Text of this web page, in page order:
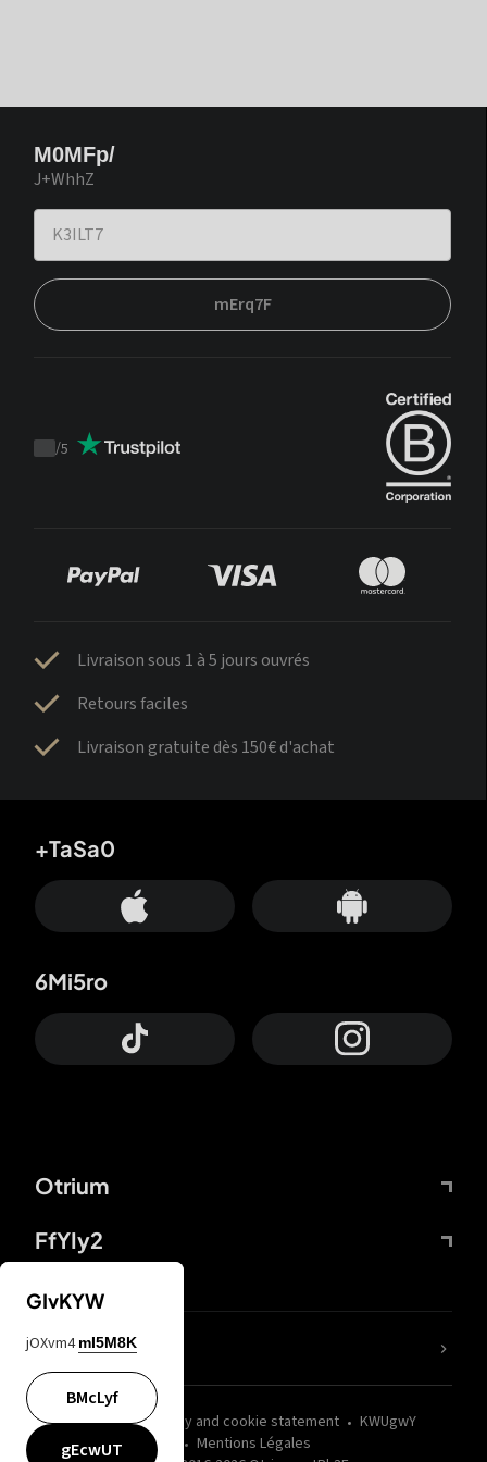
M0MFp/
J+WhhZ
mErq7F
Trustpilot
/5
Livraison sous 1 à 5 jours ouvrés
Retours faciles
Livraison gratuite dès 150€ d'achat
Otrium
FfYIy2
+TaSa0
6Mi5ro
wZQPfd Privacy and cookie statement
KWUgwY
Mentions Légales
nLC6tu
GIvKYW
jOXvm4 mI5M8K
BMcLyf
gEcwUT